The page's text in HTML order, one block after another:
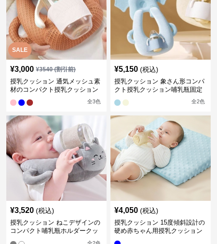
SALE
¥3,000 ¥3540(割引前)
授乳クッション 通気メッシュ素
材のコンパクト授乳クッション
全3色
¥5,150 (税込)
授乳クッション 象さん形コンパ
クト授乳クッション哺乳瓶固定
全2色
¥3,520 (税込)
授乳クッション ねこデザインの
コンパクト哺乳瓶ホルダークッ
¥4,050 (税込)
授乳クッション 15度傾斜設計の
硬め赤ちゃん用授乳クッション